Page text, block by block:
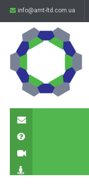
info@amt-ltd.com.ua